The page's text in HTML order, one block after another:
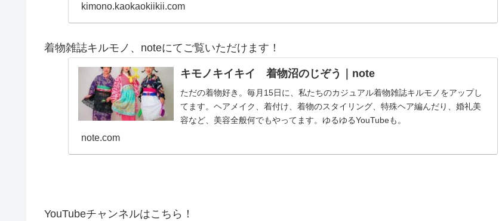
kimono.kaokaokiikii.com
着物雑誌キルモノ、noteにてご覧いただけます！
キモノキイキイ 着物沼のじぞう｜note
ただの着物好き。毎月15日に、私たちのカジュアル着物雑誌キルモノをアップし
てます。ヘアメイク、着付け、着物のスタイリング、特殊ヘア編んだり、婚礼美
容など、美容全般何でもやってます。ゆるゆるYouTubeも。
note.com
YouTubeチャンネルはこちら！